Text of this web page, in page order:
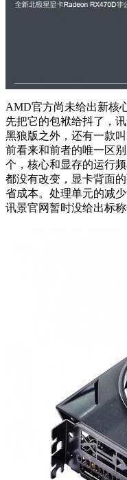
AMD官方尚未给出新核
先把它的包袱给抖了，
黑狼版之外，还有一款
前看来和前者的唯一区
个，核心和显存的运行
都没有改变，显卡背面
省成本。处理单元的减
讯景官网暂时没给出标称